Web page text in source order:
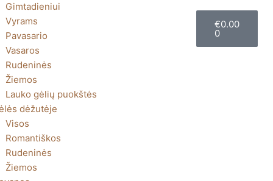
Gimtadieniui
Vyrams
Pavasario
Vasaros
Rudeninės
Žiemos
Lauko gėlių puokštės
dėžutėje
Visos
Romantiškos
Rudeninės
Žiemos
€0.00
0
Cart